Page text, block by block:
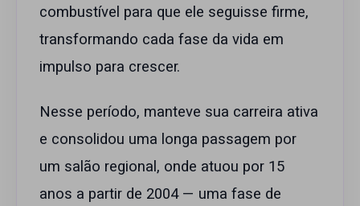
combustível para que ele seguisse firme,
transformando cada fase da vida em
impulso para crescer.
Nesse período, manteve sua carreira ativa
e consolidou uma longa passagem por
um salão regional, onde atuou por 15
anos a partir de 2004 — uma fase de